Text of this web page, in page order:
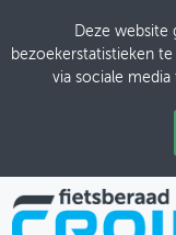
Deze website
bezoekerstatistieken
via sociale